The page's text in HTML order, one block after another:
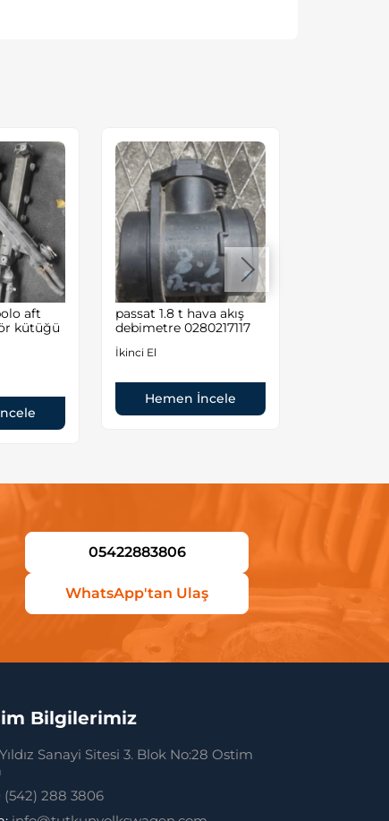
aft
kütüğü
passat 1.8 t hava akış
debimetre 0280217117
İkinci El
Hemen İncele
05422883806
WhatsApp'tan Ulaş
Bilgilerimiz
Yıldız Sanayi Sitesi 3. Blok No:28 Ostim
(542) 288 3806